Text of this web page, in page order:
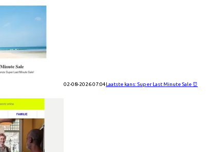
02-08-2026 07:04Laatste kans: Super Last Minute Sale ⏰